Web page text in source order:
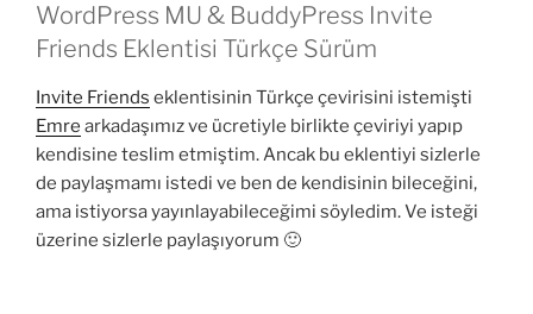
WordPress MU & BuddyPress Invite
Friends Eklentisi Türkçe Sürüm
Invite Friends eklentisinin Türkçe çevirisini istemişti
Emre arkadaşımız ve ücretiyle birlikte çeviriyi yapıp
kendisine teslim etmiştim. Ancak bu eklentiyi sizlerle
de paylaşmamı istedi ve ben de kendisinin bileceğini,
ama istiyorsa yayınlayabileceğimi söyledim. Ve isteği
üzerine sizlerle paylaşıyorum 🙂